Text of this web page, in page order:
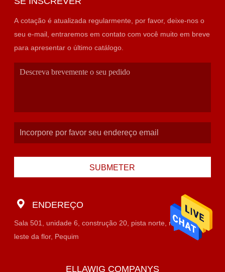
A cotação é atualizada regularmente, por favor, deixe-nos o
seu e-mail, entraremos em contato com você muito em breve
para apresentar o último catálogo.
SUBMETER
ENDEREÇO
Sala 501, unidade 6, construção 20, pista norte, mercado do
leste da flor, Pequim
ELLAWIG COMPANYS